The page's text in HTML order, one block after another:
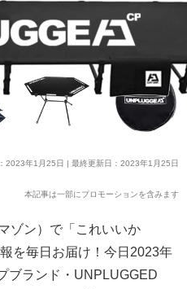
2023年1月25日 | 最終更新日：2023年1月25日
本記事は一部にプロモーションを含みます
ゾン）で「これいいか
を毎日お届け！今日2023年
ブランド・UNPLUGGED